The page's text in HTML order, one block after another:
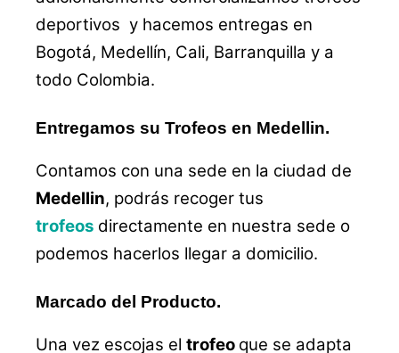
deportivos y hacemos entregas en
Bogotá, Medellín, Cali, Barranquilla y a
todo Colombia.
Entregamos su Trofeos en Medellin.
Contamos con una sede en la ciudad de
Medellin, podrás recoger tus
trofeos directamente en nuestra sede o
podemos hacerlos llegar a domicilio.
Marcado del Producto.
Una vez escojas el trofeo que se adapta